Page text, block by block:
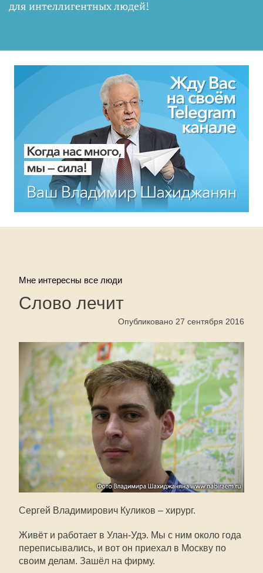
для интеллигентных людей!
Мне интересны все люди
Слово лечит
Опубликовано 27 сентября 2016
Сергей Владимирович Куликов – хирург.
Живёт и работает в Улан-Удэ. Мы с ним около года
переписывались, и вот он приехал в Москву по
своим делам. Зашёл на фирму.